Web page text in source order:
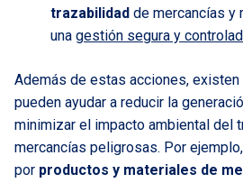
trazabilidad de mercancías y
una gestión segura y
Además de estas acciones,
pueden ayudar a reducir la
minimizar el impacto ambiental del
mercancías peligrosas. Por
por productos y materiales de